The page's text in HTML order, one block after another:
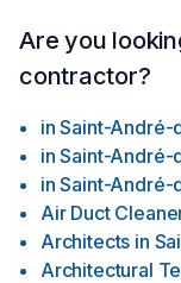
Are you
contractor?
in Saint-André-
in Saint-André-
in Saint-André-
Air Duct
Architects in
Architectural